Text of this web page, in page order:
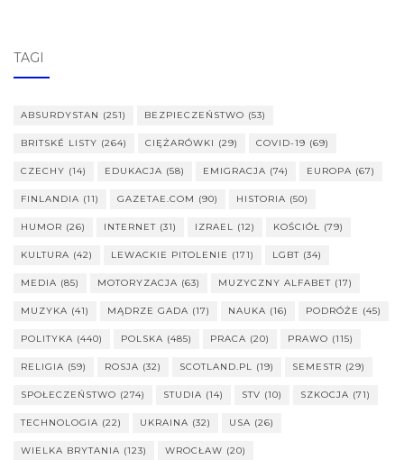
TAGI
ABSURDYSTAN (251) BEZPIECZEŃSTWO (53)
BRITSKÉ LISTY (264) CIĘŻARÓWKI (29) COVID-19 (69)
CZECHY (14) EDUKACJA (58) EMIGRACJA (74) EUROPA (67)
FINLANDIA (11) GAZETAE.COM (90) HISTORIA (50)
HUMOR (26) INTERNET (31) IZRAEL (12) KOŚCIÓŁ (79)
KULTURA (42) LEWACKIE PITOLENIE (171) LGBT (34)
MEDIA (85) MOTORYZACJA (63) MUZYCZNY ALFABET (17)
MUZYKA (41) MĄDRZE GADA (17) NAUKA (16) PODRÓŻE (45)
POLITYKA (440) POLSKA (485) PRACA (20) PRAWO (115)
RELIGIA (59) ROSJA (32) SCOTLAND.PL (19) SEMESTR (29)
SPOŁECZEŃSTWO (274) STUDIA (14) STV (10) SZKOCJA (71)
TECHNOLOGIA (22) UKRAINA (32) USA (26)
WIELKA BRYTANIA (123) WROCŁAW (20)